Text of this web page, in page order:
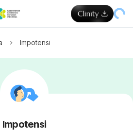
Impotensi
Impotensi